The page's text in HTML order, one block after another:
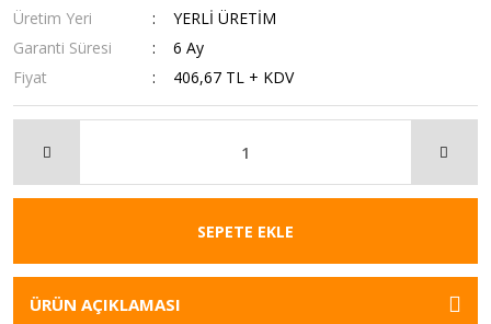
Üretim Yeri
YERLİ ÜRETİM
Garanti Süresi
6 Ay
Fiyat
406,67 TL + KDV
SEPETE EKLE
ÜRÜN AÇIKLAMASI